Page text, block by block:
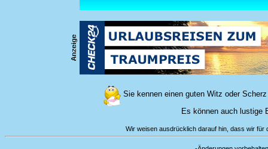
Sie kennen einen guten Witz oder
Es können auch lustige
Wir weisen ausdrücklich darauf hin, dass wir